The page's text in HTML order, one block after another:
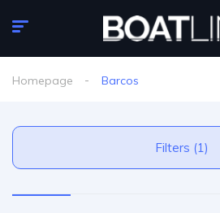
Homepage Barcos
Filters (1)